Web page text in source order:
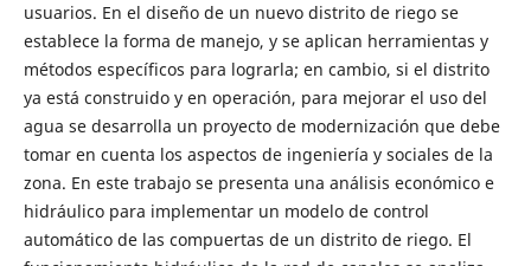
usuarios. En el diseño de un nuevo distrito de riego se
establece la forma de manejo, y se aplican herramientas y
métodos específicos para lograrla; en cambio, si el distrito
ya está construido y en operación, para mejorar el uso del
agua se desarrolla un proyecto de modernización que debe
tomar en cuenta los aspectos de ingeniería y sociales de la
zona. En este trabajo se presenta una análisis económico e
hidráulico para implementar un modelo de control
automático de las compuertas de un distrito de riego. El